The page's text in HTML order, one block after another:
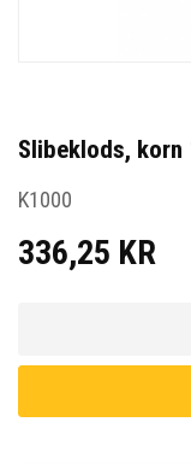
Slibeklods, korn
K1000
336,25 KR